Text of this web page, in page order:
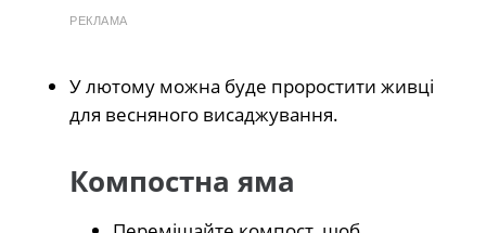
РЕКЛАМА
У лютому можна буде проростити живці
для весняного висаджування.
Компостна яма